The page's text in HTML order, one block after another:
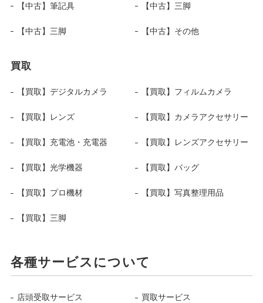
【中古】筆記具 【中古】三脚
【中古】三脚 【中古】その他
買取
【買取】デジタルカメラ 【買取】フィルムカメラ
【買取】レンズ 【買取】カメラアクセサリー
【買取】充電池・充電器 【買取】レンズアクセサリー
【買取】光学機器 【買取】バッグ
【買取】プロ機材 【買取】写真整理用品
【買取】三脚
各種サービスについて
店頭受取サービス 買取サービス